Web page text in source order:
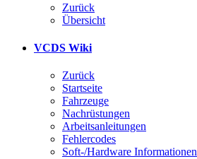
Zurück
Übersicht
VCDS Wiki
Zurück
Startseite
Fahrzeuge
Nachrüstungen
Arbeitsanleitungen
Fehlercodes
Soft-/Hardware Informationen